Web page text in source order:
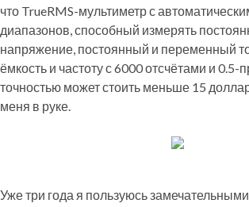
что TrueRMS-мультиметр с
диапазонов, способный измерять
напряжение, постоянный и переменный
ёмкость и частоту с 6000 отсчётами и 0.5-
точностью может стоить меньше 15
меня в руке.
Уже три года я пользуюсь